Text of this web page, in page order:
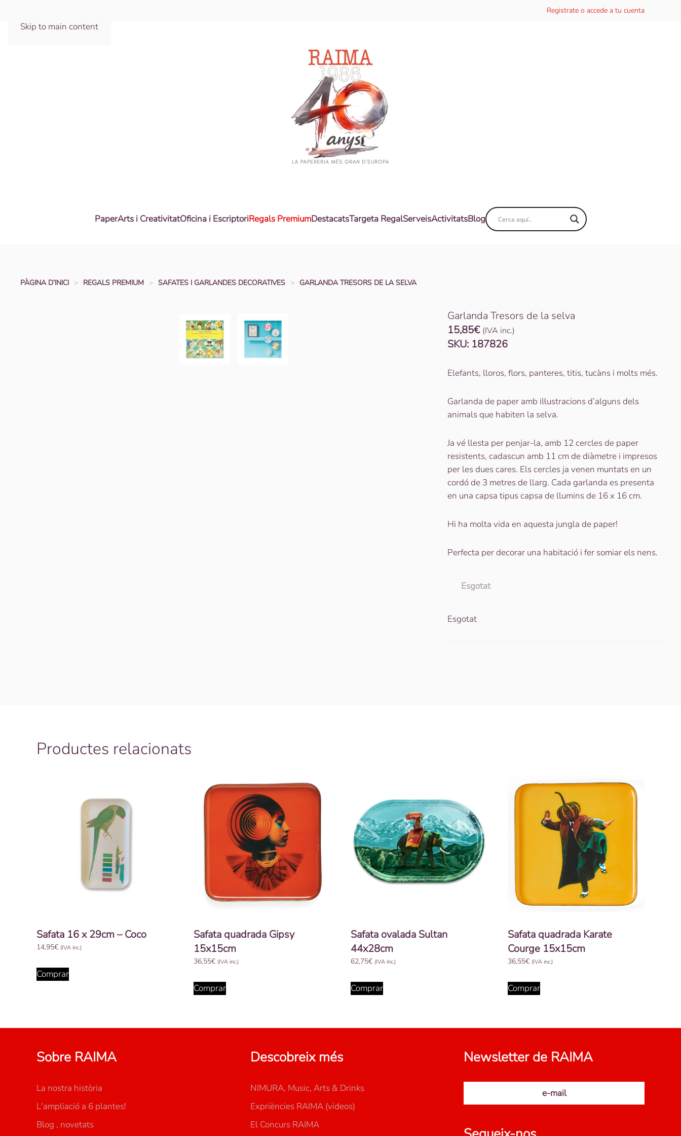
Skip to main content
Registrate o accede a tu cuenta
PaperArts i CreativitatOficina i EscriptoriRegals PremiumDestacatsTargeta RegalServeisActivitatsBlog
PÀGINA D’INICI REGALS PREMIUM SAFATES I GARLANDES DECORATIVES GARLANDA TRESORS DE LA SELVA
Garlanda Tresors de la selva
15,85€ (IVA inc.)
SKU: 187826
Elefants, lloros, flors, panteres, titis, tucàns i molts més.
Garlanda de paper amb il·lustracions d’alguns dels
animals que habiten la selva.
Ja vé llesta per penjar-la, amb 12 cercles de paper
resistents, cadascun amb 11 cm de diàmetre i impresos
per les dues cares. Els cercles ja venen muntats en un
cordó de 3 metres de llarg. Cada garlanda es presenta
en una capsa tipus capsa de llumins de 16 x 16 cm.
Hi ha molta vida en aquesta jungla de paper!
Perfecta per decorar una habitació i fer somiar els nens.
Esgotat
Esgotat
Productes relacionats
Safata 16 x 29cm – Coco
14,95€ (IVA inc.)
Comprar
Safata quadrada Gipsy
15x15cm
36,55€ (IVA inc.)
Comprar
Safata ovalada Sultan
44x28cm
62,75€ (IVA inc.)
Comprar
Safata quadrada Karate
Courge 15x15cm
36,55€ (IVA inc.)
Comprar
Sobre RAIMA
La nostra història
L'ampliació a 6 plantes!
Blog , novetats
Descobreix més
NIMURA, Music, Arts & Drinks
Expriències RAIMA (videos)
El Concurs RAIMA
Newsletter de RAIMA
e-mail